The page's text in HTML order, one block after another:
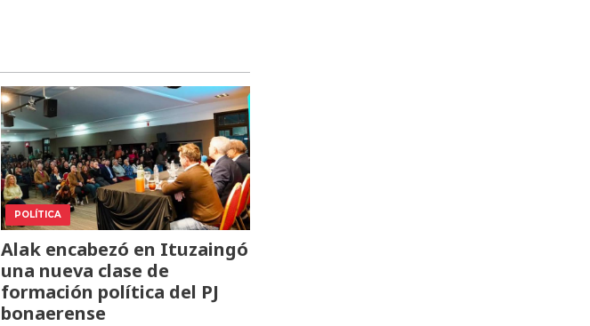
POLÍTICA
Alak encabezó en Ituzaingó
una nueva clase de
formación política del PJ
bonaerense